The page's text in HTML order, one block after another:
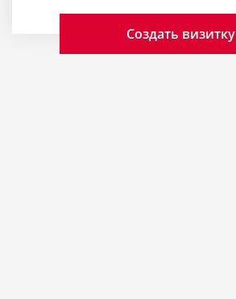
Создать визитку